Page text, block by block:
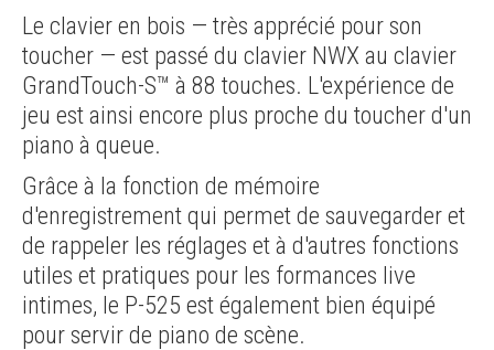
Le clavier en bois — très apprécié pour son
toucher — est passé du clavier NWX au clavier
GrandTouch-S™ à 88 touches. L'expérience de
jeu est ainsi encore plus proche du toucher d'un
piano à queue.
Grâce à la fonction de mémoire
d'enregistrement qui permet de sauvegarder et
de rappeler les réglages et à d'autres fonctions
utiles et pratiques pour les formances live
intimes, le P-525 est également bien équipé
pour servir de piano de scène.